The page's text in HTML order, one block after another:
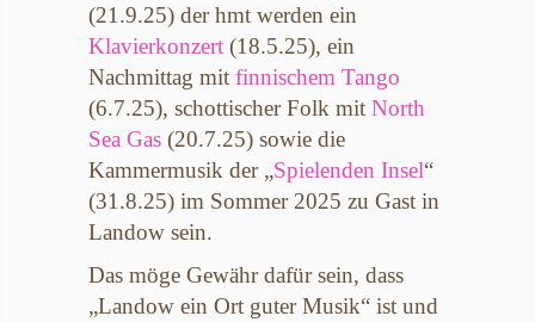
(21.9.25) der hmt werden ein
Klavierkonzert (18.5.25), ein
Nachmittag mit finnischem Tango
(6.7.25), schottischer Folk mit North
Sea Gas (20.7.25) sowie die
Kammermusik der „Spielenden Insel“
(31.8.25) im Sommer 2025 zu Gast in
Landow sein.
Das möge Gewähr dafür sein, dass
„Landow ein Ort guter Musik“ ist und